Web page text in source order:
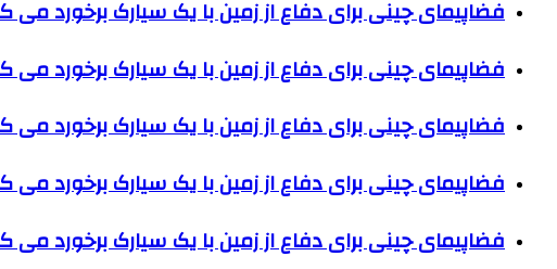
فضاپیمای چینی برای دفاع از زمین با یک سیارک برخورد می
فضاپیمای چینی برای دفاع از زمین با یک سیارک برخورد می
فضاپیمای چینی برای دفاع از زمین با یک سیارک برخورد می
فضاپیمای چینی برای دفاع از زمین با یک سیارک برخورد می
فضاپیمای چینی برای دفاع از زمین با یک سیارک برخورد می